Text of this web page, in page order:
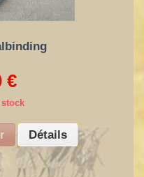
€
stock
Détails